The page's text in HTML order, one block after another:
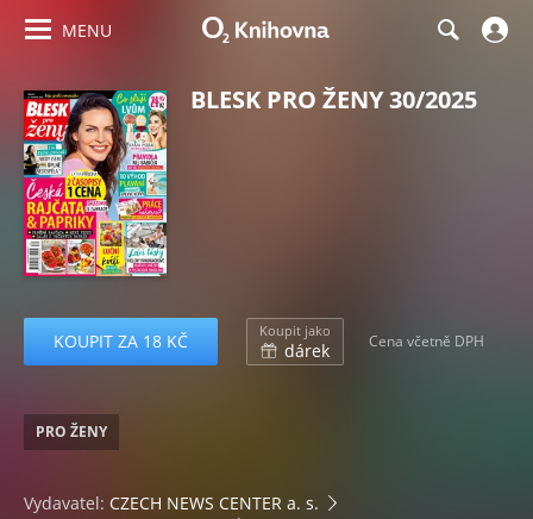
MENU
BLESK PRO ŽENY 30/2025
KOUPIT ZA 18 KČ Koupit jako
dárek Cena včetně DPH
PRO ŽENY
Vydavatel: CZECH NEWS CENTER a. s.